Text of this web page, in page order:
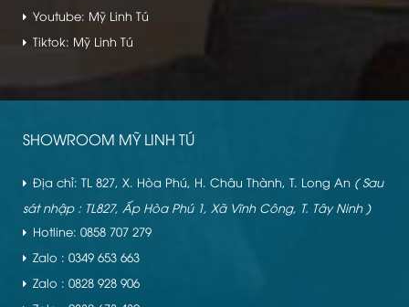
Youtube: Mỹ Linh Tú
Tiktok: Mỹ Linh Tú
SHOWROOM MỸ LINH TÚ
Địa chỉ: TL 827, X. Hòa Phú, H. Châu Thành, T. Long An ( Sau
sát nhập : TL827, Ấp Hòa Phú 1, Xã Vĩnh Công, T. Tây Ninh )
Hotline: 0858 707 279
Zalo : 0349 653 663
Zalo : 0828 928 906